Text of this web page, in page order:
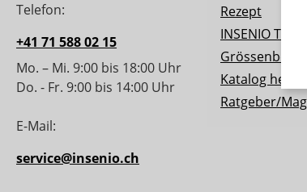
Telefon:
+41 71 588 02 15
Mo. – Mi. 9:00 bis 18:00 Uhr
Do. - Fr. 9:00 bis 14:00 Uhr
E-Mail:
service@insenio.ch
Rezept
INSENIO Taler
Katalog
Ratgeber/